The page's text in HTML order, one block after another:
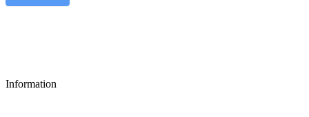
Information